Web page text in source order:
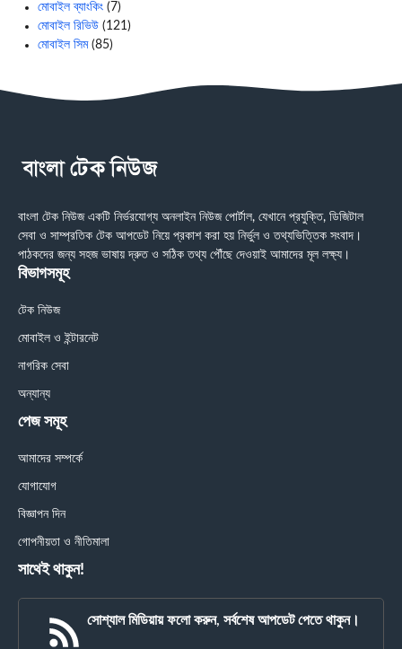
মোবাইল ব্যাংকিং (7)
মোবাইল রিভিউ (121)
মোবাইল সিম(85)
বাংলা টেক নিউজ একটি নির্ভরযোগ্য অনলাইন নিউজ পোর্টাল, যেখানে প্রযুক্তি, ডিজিটাল
সেবা ও সাম্প্রতিক টেক আপডেট নিয়ে প্রকাশ করা হয় নির্ভুল ও তথ্যভিত্তিক সংবাদ।
পাঠকদের জন্য সহজ ভাষায় দ্রুত ও সঠিক তথ্য পৌঁছে দেওয়াই আমাদের মূল লক্ষ্য।
বিভাগসমূহ
টেক নিউজ
মোবাইল ও ইন্টারনেট
নাগরিক সেবা
অন্যান্য
পেজ সমূহ
আমাদের সম্পর্কে
যোগাযোগ
বিজ্ঞাপন দিন
গোপনীয়তা ও নীতিমালা
সাথেই থাকুন!
সোশ্যাল মিডিয়ায় ফলো করুন, সর্বশেষ আপডেট পেতে থাকুন।